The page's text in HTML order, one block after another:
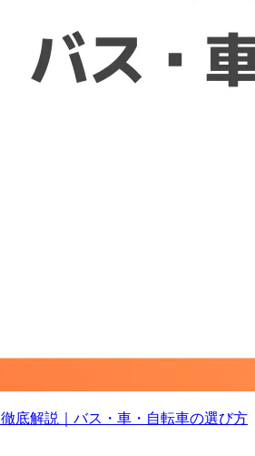
底解説｜バス・車・自転車の選び方